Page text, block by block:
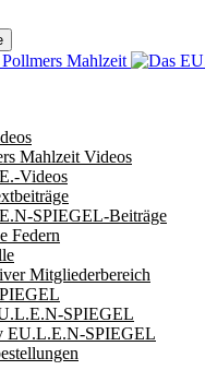
Mahlzeit Videos
Videos
SPIEGEL-Beiträge
Federn
Mitgliederbereich
SPIEGEL
EU.L.E.N-SPIEGEL